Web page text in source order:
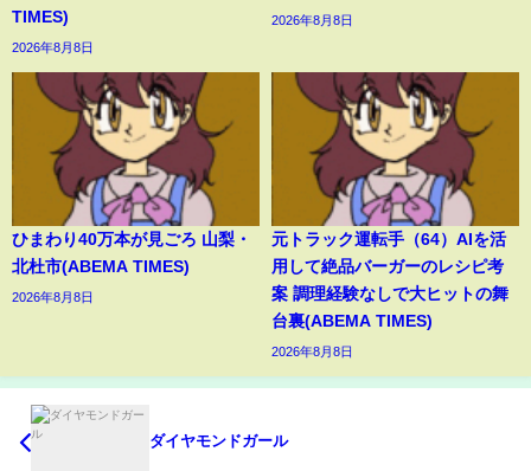
TIMES)
2026年8月8日
2026年8月8日
ひまわり40万本が見ごろ 山梨・
北杜市(ABEMA TIMES)
2026年8月8日
元トラック運転手（64）AIを活
用して絶品バーガーのレシピ考
案 調理経験なしで大ヒットの舞
台裏(ABEMA TIMES)
2026年8月8日
ダイヤモンドガール